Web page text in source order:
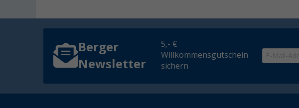
Berger
Newsletter
5,- €
Willkommensgutschein
sichern